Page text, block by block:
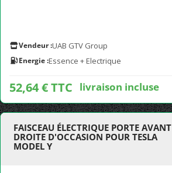
Vendeur :UAB GTV Group
Energie :Essence + Electrique
52,64 € TTC livraison incluse
FAISCEAU ÉLECTRIQUE PORTE AVANT
DROITE D'OCCASION POUR TESLA
MODEL Y